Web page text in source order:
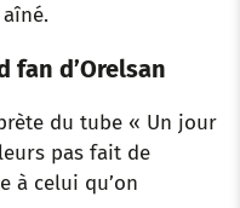
fan d’Orelsan
du tube « Un jour
pas fait de
à celui qu’on